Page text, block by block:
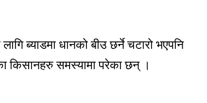
ब्याडमा धानको बीउ छर्ने चटारो भएपनि
किसानहरु समस्यामा परेका छन् ।